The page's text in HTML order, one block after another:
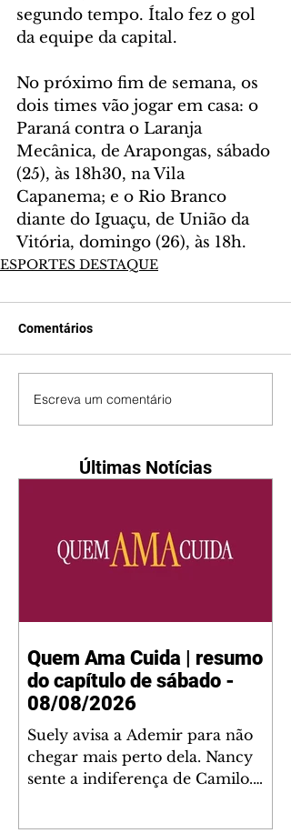
segundo tempo. Ítalo fez o gol
da equipe da capital.
No próximo fim de semana, os
dois times vão jogar em casa: o
Paraná contra o Laranja
Mecânica, de Arapongas, sábado
(25), às 18h30, na Vila
Capanema; e o Rio Branco
diante do Iguaçu, de União da
Vitória, domingo (26), às 18h.
ESPORTES DESTAQUE
Comentários
Escreva um comentário
Últimas Notícias
Quem Ama Cuida | resumo
do capítulo de sábado -
08/08/2026
Suely avisa a Ademir para não
chegar mais perto dela. Nancy
sente a indiferença de Camilo.